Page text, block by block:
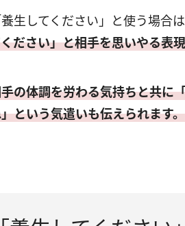
養生してください」と使う場合
ださい」と相手を思いやる表現
の体調を労わる気持ちと共に
という気遣いも伝えられます。